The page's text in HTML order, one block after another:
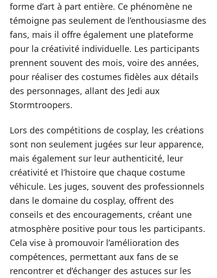
forme d’art à part entière. Ce phénomène ne
témoigne pas seulement de l’enthousiasme des
fans, mais il offre également une plateforme
pour la créativité individuelle. Les participants
prennent souvent des mois, voire des années,
pour réaliser des costumes fidèles aux détails
des personnages, allant des Jedi aux
Stormtroopers.
Lors des compétitions de cosplay, les créations
sont non seulement jugées sur leur apparence,
mais également sur leur authenticité, leur
créativité et l’histoire que chaque costume
véhicule. Les juges, souvent des professionnels
dans le domaine du cosplay, offrent des
conseils et des encouragements, créant une
atmosphère positive pour tous les participants.
Cela vise à promouvoir l’amélioration des
compétences, permettant aux fans de se
rencontrer et d’échanger des astuces sur les